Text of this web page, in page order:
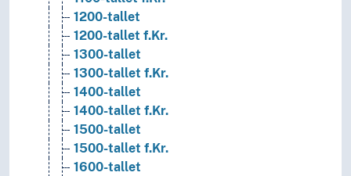
1200-tallet
1200-tallet f.Kr.
1300-tallet
1300-tallet f.Kr.
1400-tallet
1400-tallet f.Kr.
1500-tallet
1500-tallet f.Kr.
1600-tallet